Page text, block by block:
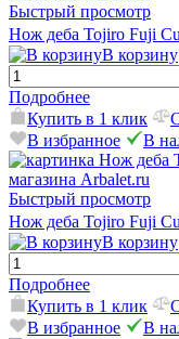
Быстрый просмотр
Нож деба Tojiro Fuji
В корзину
Подробнее
Купить в 1 клик
В избранное
В
Быстрый просмотр
Нож деба Tojiro Fuji
В корзину
Подробнее
Купить в 1 клик
В избранное
В